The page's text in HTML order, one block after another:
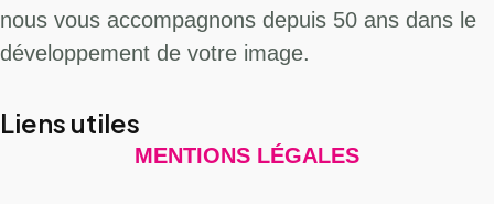
nous vous accompagnons depuis 50 ans dans le
développement de votre image.
Liens utiles
MENTIONS LÉGALES